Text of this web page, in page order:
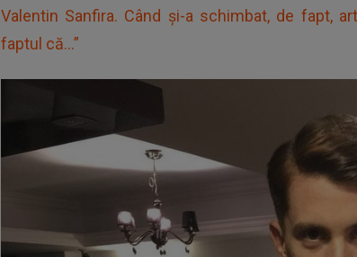
Valentin Sanfira. Când și-a schimbat, de fapt,
faptul că...”